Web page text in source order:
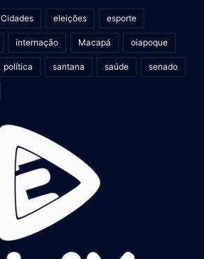
Cidades eleições esporte
internação Macapá oiapoque
política santana saúde senado